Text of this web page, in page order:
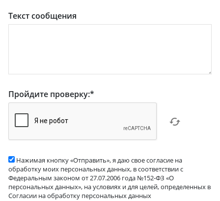
Текст сообщения
Пройдите проверку:*
Нажимая кнопку «Отправить», я даю свое согласие на
обработку моих персональных данных, в соответствии с
Федеральным законом от 27.07.2006 года №152-ФЗ «О
персональных данных», на условиях и для целей, определенных в
Согласии на обработку персональных данных